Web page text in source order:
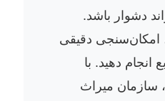
دشوار باشد.
امکان‌سنجی دقیقی
انجام دهید. با
سازمان میراث